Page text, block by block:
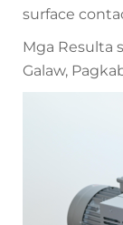
surface
Mga Resulta
Galaw,